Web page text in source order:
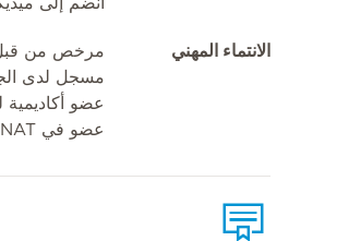
الانتماء المهني
مرخص من قبل
مسجل لدى
عضو أكاديمية
عضو في NAT (المملكة المتحدة)